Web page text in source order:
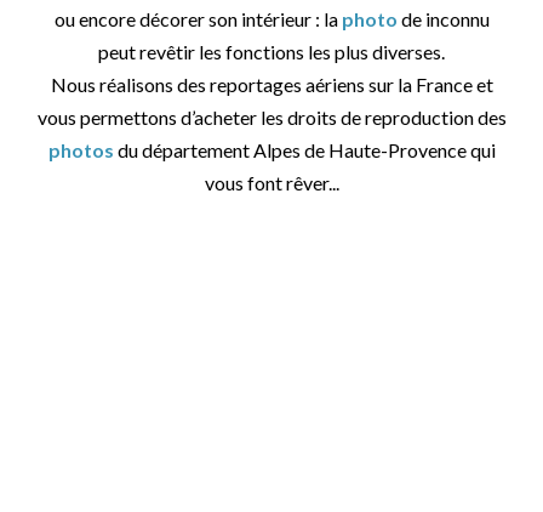
ou encore décorer son intérieur : la photo de inconnu
peut revêtir les fonctions les plus diverses.
Nous réalisons des reportages aériens sur la France et
vous permettons d’acheter les droits de reproduction des
photos du département Alpes de Haute-Provence qui
vous font rêver...